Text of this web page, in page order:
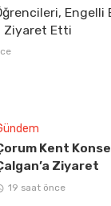
Engelli
Ziyaret Etti
Kent
Ziyaret
19 saat önce